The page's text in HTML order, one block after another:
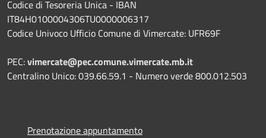
Codice di Tesoreria Unica - IBAN
IT84H0100004306TU0000006317
Codice Univoco Ufficio Comune di Vimercate: UFR69F
PEC:vimercate@pec.comune.vimercate.mb.it
Centralino Unico: 039.66.59.1 - Numero verde 800.012.503
Prenotazione appuntamento